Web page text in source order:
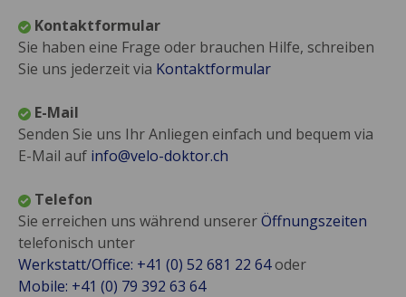
Kontaktformular
Sie haben eine Frage oder brauchen Hilfe, schreiben
Sie uns jederzeit via Kontaktformular
E-Mail
Senden Sie uns Ihr Anliegen einfach und bequem via
E-Mail auf info@velo-doktor.ch
Telefon
Sie erreichen uns während unsererÖffnungszeiten
telefonisch unter
Werkstatt/Office: +41 (0) 52 681 22 64oder
Mobile: +41 (0) 79 392 63 64